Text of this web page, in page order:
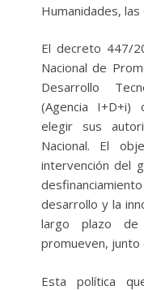
Humanidades, las
El decreto 447/
Nacional de
Desarrollo
(Agencia
elegir sus
Nacional. El
intervención del
desarrollo y la
largo plazo
promueven, junto
Esta política